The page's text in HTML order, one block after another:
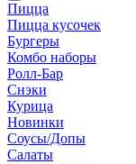
Пицца
Пицца кусочек
Бургеры
Комбо наборы
Ролл-Бар
Снэки
Курица
Новинки
Соусы/Допы
Салаты